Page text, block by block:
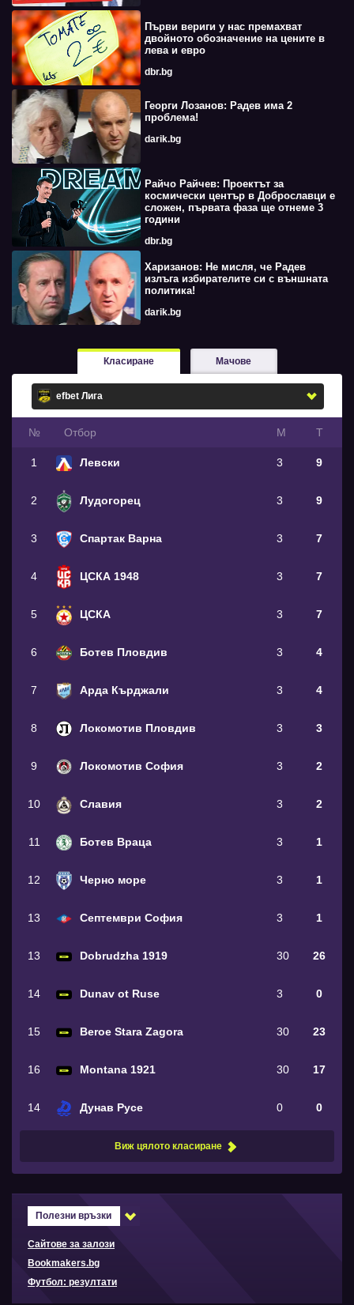
Първи вериги у нас премахват
двойното обозначение на цените в
лева и евро
dbr.bg
Георги Лозанов: Радев има 2
проблема!
darik.bg
Райчо Райчев: Проектът за
космически център в Доброславци е
сложен, първата фаза ще отнеме 3
години
dbr.bg
Харизанов: Не мисля, че Радев
излъга избирателите си с външната
политика!
darik.bg
Класиране Мачове
№ Oтбор М Т
1 Левски 3 9
2 Лудогорец 3 9
3 Спартак Варна 3 7
4 ЦСКА 1948 3 7
5 ЦСКА 3 7
6 Ботев Пловдив 3 4
7 Арда Кърджали 3 4
8 Локомотив Пловдив 3 3
9 Локомотив София 3 2
10 Славия 3 2
11 Ботев Враца 3 1
12 Черно море 3 1
13 Септември София 3 1
13 Dobrudzha 1919 30 26
14 Dunav ot Ruse 3 0
15 Beroe Stara Zagora 30 23
16 Montana 1921 30 17
14 Дунав Русе 0 0
Виж цялото класиране
Полезни връзки
Сайтове за залози
Bookmakers.bg
Футбол: резултати